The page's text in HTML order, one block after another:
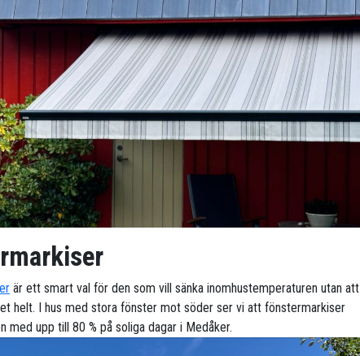
är ett smart val för den som vill sänka inomhustemperaturen utan att
helt. I hus med stora fönster mot söder ser vi att fönstermarkiser
med upp till 80 % på soliga dagar i Medåker.